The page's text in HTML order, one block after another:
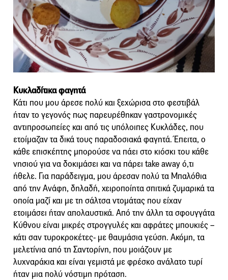
Κυκλαδίτικα φαγητά
Κάτι που μου άρεσε πολύ και ξεχώρισα στο φεστιβάλ
ήταν το γεγονός πως παρευρέθηκαν γαστρονομικές
αντιπροσωπείες και από τις υπόλοιπες Κυκλάδες, που
ετοίμαζαν τα δικά τους παραδοσιακά φαγητά. Έπειτα, ο
κάθε επισκέπτης μπορούσε να πάει στο κιόσκι του κάθε
νησιού για να δοκιμάσει και να πάρει take away ό,τι
ήθελε. Για παράδειγμα, μου άρεσαν πολύ τα Μπαλόθια
από την Ανάφη, δηλαδή, χειροποίητα σπιτικά ζυμαρικά τα
οποία μαζί και με τη σάλτσα ντομάτας που είχαν
ετοιμάσει ήταν απολαυστικά. Από την άλλη τα σφουγγάτα
Κύθνου είναι μικρές στρογγυλές και αφράτες μπουκιές –
κάτι σαν τυροκροκέτες- με θαυμάσια γεύση. Ακόμη, τα
μελετίνια από τη Σαντορίνη, που μοιάζουν με
λυχναράκια και είναι γεμιστά με φρέσκο ανάλατο τυρί
ήταν μια πολύ νόστιμη πρόταση.